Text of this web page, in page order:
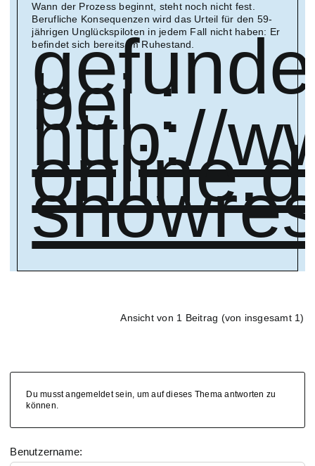
Wann der Prozess beginnt, steht noch nicht fest.
Berufliche Konsequenzen wird das Urteil für den 59-
jährigen Unglückspiloten in jedem Fall nicht haben: Er
befindet sich bereits im Ruhestand.
bei :
http://
Ansicht von 1 Beitrag (von insgesamt 1)
Du musst angemeldet sein, um auf dieses Thema antworten zu
können.
Benutzername: